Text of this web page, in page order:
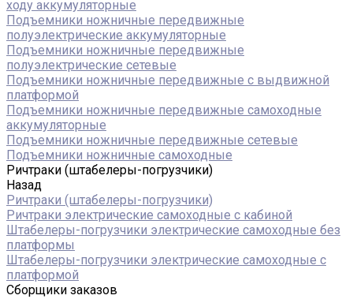
ходу аккумуляторные
Подъемники ножничные передвижные
полуэлектрические аккумуляторные
Подъемники ножничные передвижные
полуэлектрические сетевые
Подъемники ножничные передвижные с выдвижной
платформой
Подъемники ножничные передвижные самоходные
аккумуляторные
Подъемники ножничные передвижные сетевые
Подъемники ножничные самоходные
Ричтраки (штабелеры-погрузчики)
Назад
Ричтраки (штабелеры-погрузчики)
Ричтраки электрические самоходные с кабиной
Штабелеры-погрузчики электрические самоходные без
платформы
Штабелеры-погрузчики электрические самоходные с
платформой
Сборщики заказов